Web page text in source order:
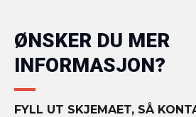
ØNSKER DU MER
INFORMASJON?
FYLL UT SKJEMAET, SÅ